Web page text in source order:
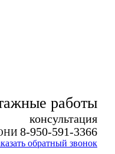
работы
консультация
8-950-591-3366
обратный звонок